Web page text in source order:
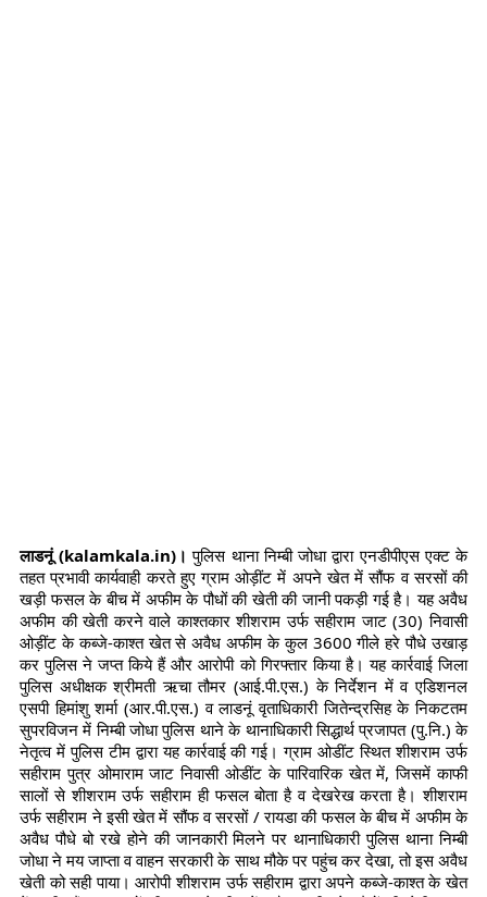
लाडनूं (kalamkala.in)। पुलिस थाना निम्बी जोधा द्वारा एनडीपीएस एक्ट के
तहत प्रभावी कार्यवाही करते हुए ग्राम ओड़ींट में अपने खेत में सौंफ व सरसों की
खड़ी फसल के बीच में अफीम के पौधों की खेती की जानी पकड़ी गई है। यह अवैध
अफीम की खेती करने वाले काश्तकार शीशराम उर्फ सहीराम जाट (30) निवासी
ओड़ींट के कब्जे-काश्त खेत से अवैध अफीम के कुल 3600 गीले हरे पौधे उखाड़
कर पुलिस ने जप्त किये हैं और आरोपी को गिरफ्तार किया है। यह कार्रवाई जिला
पुलिस अधीक्षक श्रीमती ऋचा तौमर (आई.पी.एस.) के निर्देशन में व एडिशनल
एसपी हिमांशु शर्मा (आर.पी.एस.) व लाडनूं वृताधिकारी जितेन्द्रसिह के निकटतम
सुपरविजन में निम्बी जोधा पुलिस थाने के थानाधिकारी सिद्धार्थ प्रजापत (पु.नि.) के
नेतृत्व में पुलिस टीम द्वारा यह कार्रवाई की गई। ग्राम ओडींट स्थित शीशराम उर्फ
सहीराम पुत्र ओमाराम जाट निवासी ओडींट के पारिवारिक खेत में, जिसमें काफी
सालों से शीशराम उर्फ सहीराम ही फसल बोता है व देखरेख करता है। शीशराम
उर्फ सहीराम ने इसी खेत में सौंफ व सरसों / रायडा की फसल के बीच में अफीम के
अवैध पौधे बो रखे होने की जानकारी मिलने पर थानाधिकारी पुलिस थाना निम्बी
जोधा ने मय जाप्ता व वाहन सरकारी के साथ मौके पर पहुंच कर देखा, तो इस अवैध
खेती को सही पाया। आरोपी शीशराम उर्फ सहीराम ‌द्वारा अपने कब्जे-काश्त के खेत